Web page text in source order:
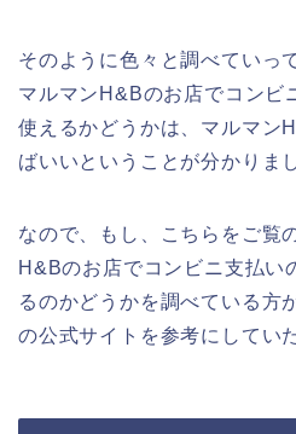
そのように色々と調べていっ
マルマンH&Bのお店でコンビ
使えるかどうかは、マルマン
ばいいということが分かりま
なので、もし、こちらをご覧
H&Bのお店でコンビニ支払い
るのかどうかを調べている方
の公式サイトを参考にしてい